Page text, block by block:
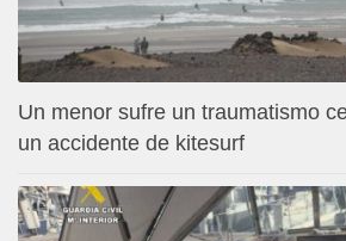
Un menor sufre un traumatismo
un accidente de kitesurf